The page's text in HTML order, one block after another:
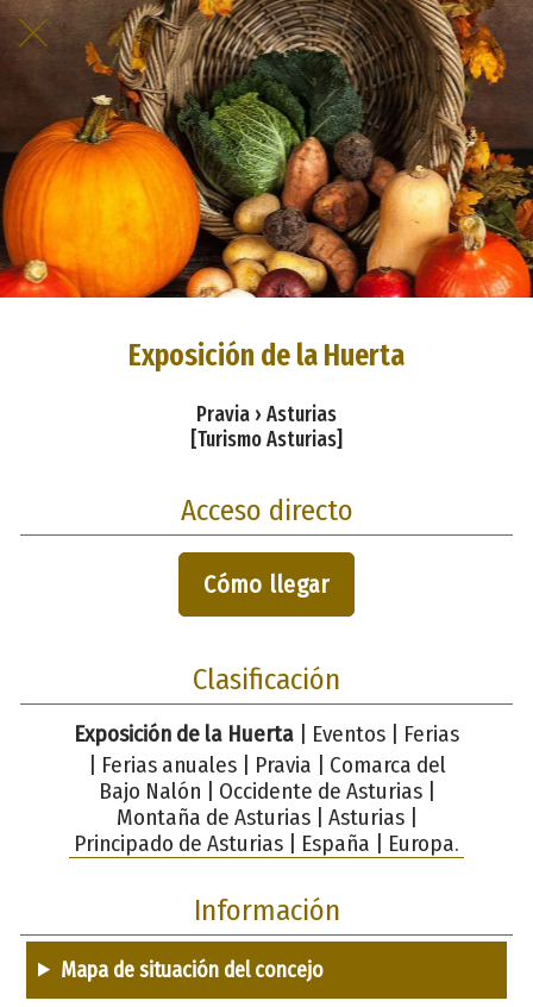
Exposición de la Huerta
Pravia › Asturias
[Turismo Asturias]
Acceso directo
Cómo llegar
Clasificación
Exposición de la Huerta | Eventos | Ferias
| Ferias anuales | Pravia | Comarca del
Bajo Nalón | Occidente de Asturias |
Montaña de Asturias | Asturias |
Principado de Asturias | España | Europa.
Información
Mapa de situación del concejo